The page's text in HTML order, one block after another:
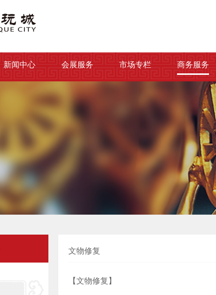
新闻中心
会展服务
市场专栏
商务服务
商务服务
文物修复
【文物修复】